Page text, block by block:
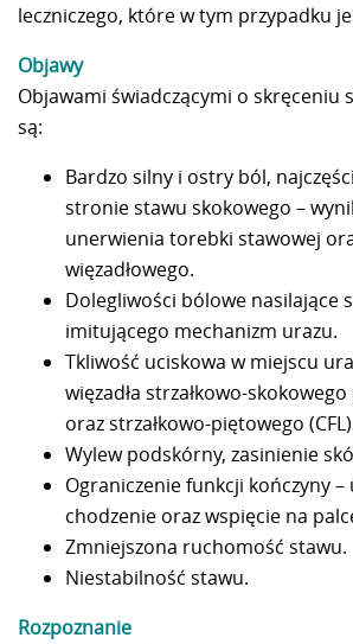
leczniczego, które w tym przypadku
Objawy
Objawami świadczącymi o skręceniu
są:
Bardzo silny i ostry ból,
stronie stawu skokowego –
unerwienia torebki stawowej
więzadłowego.
Dolegliwości bólowe nasilające
imitującego mechanizm urazu.
Tkliwość uciskowa w miejscu
więzadła strzałkowo-
oraz strzałkowo-piętowego
Wylew podskórny, zasinienie
Ograniczenie funkcji kończyny
chodzenie oraz wspięcie na
Zmniejszona ruchomość stawu.
Niestabilność stawu.
Rozpoznanie